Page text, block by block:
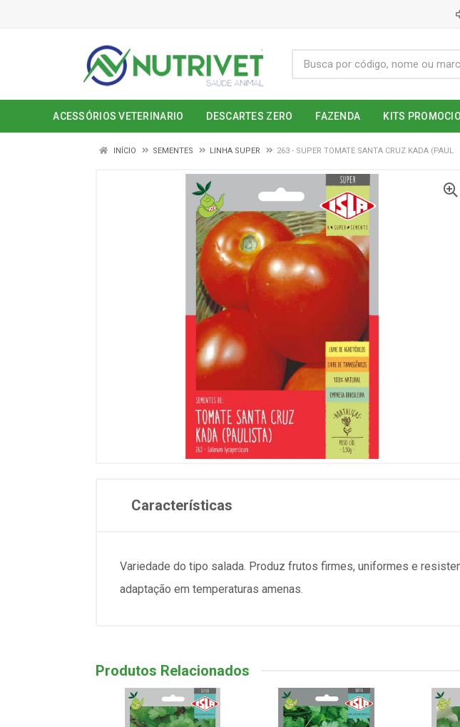
ACESSÓRIOS VETERINARIO DESCARTES ZERO FAZENDA KITS
INÍCIO SEMENTES LINHA SUPER 263 - SUPER TOMATE SANTA CRUZ KADA (PAUL
Características
Variedade do tipo salada. Produz frutos firmes, uniformes e
adaptação em temperaturas amenas.
Produtos Relacionados